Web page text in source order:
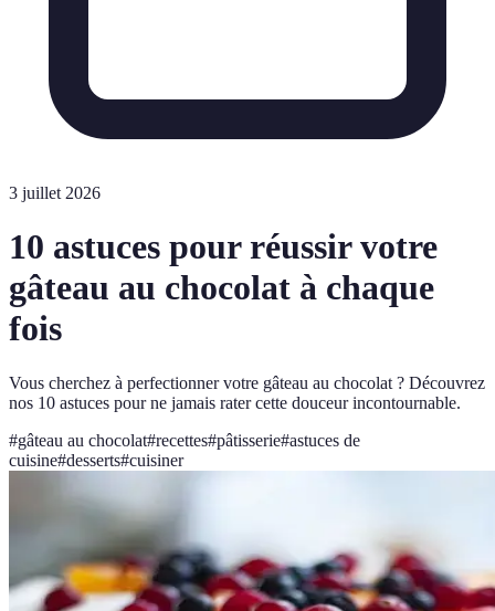
3 juillet 2026
10 astuces pour réussir votre
gâteau au chocolat à chaque
fois
Vous cherchez à perfectionner votre gâteau au chocolat ? Découvrez
nos 10 astuces pour ne jamais rater cette douceur incontournable.
#gâteau au chocolat#recettes#pâtisserie#astuces de
cuisine#desserts#cuisiner